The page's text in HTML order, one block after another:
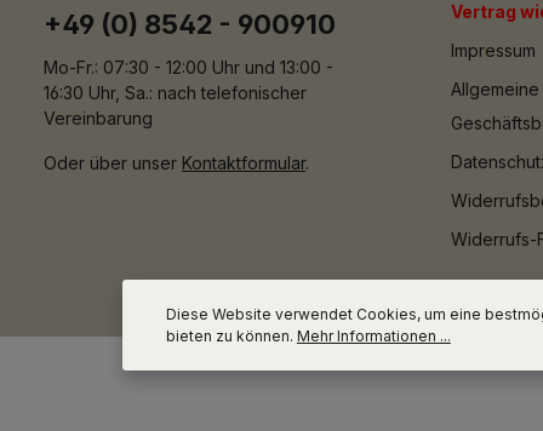
+49 (0) 8542 - 900910
Mo-Fr.: 07:30 - 12:00 Uhr und 13:00 -
16:30 Uhr, Sa.: nach telefonischer
Vereinbarung
Oder über unser Kontaktformular.
Vertrag
Impressum
Allgemeine
Widerrufs-
Diese Website verwendet Cookies, um eine
bieten zu können. Mehr Informationen ...